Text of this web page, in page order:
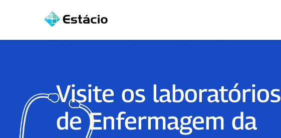
Visite os laboratórios
de Enfermagem da